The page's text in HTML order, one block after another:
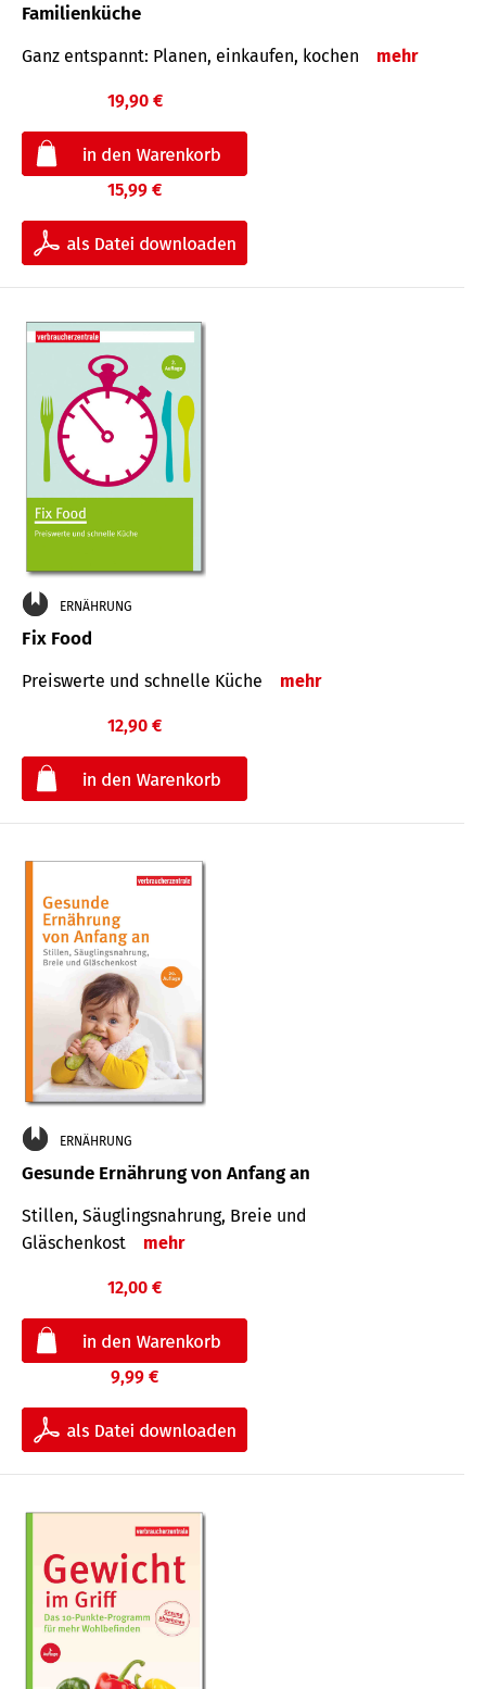
Familienküche
Ganz entspannt: Planen, einkaufen, kochen mehr
19,90 €
15,99 €
ERNÄHRUNG
Fix Food
Preiswerte und schnelle Küche mehr
12,90 €
ERNÄHRUNG
Gesunde Ernährung von Anfang an
Stillen, Säuglingsnahrung, Breie und
Gläschenkost
mehr
12,00 €
9,99 €